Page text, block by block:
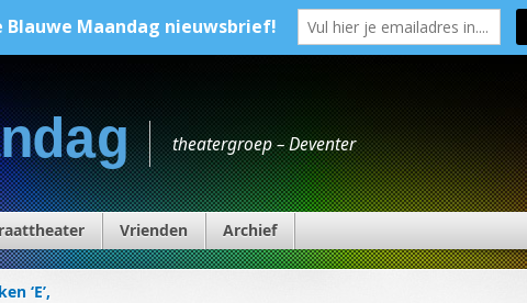
theatergroep – Deventer
Vrienden Archief
‘E’,